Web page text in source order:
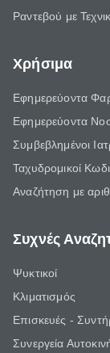
Ραντεβού με
Χρήσιμα
Εφημερεύοντα
Εφημερεύοντα
Συμβεβλημένοι
Ταχυδρομικοί
Αναζήτηση με
Συχνές
Ψυκτικοί
Κλιματισμός
Επισκευές -
Συνεργεία